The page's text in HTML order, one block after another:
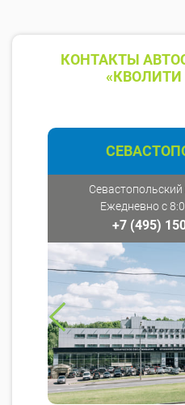
КОНТАКТЫ
Севастопольский
Ежедневно с
+7 (495)